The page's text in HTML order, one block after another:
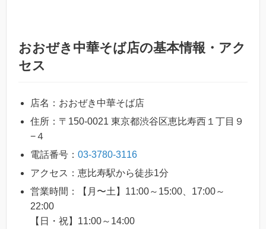
おおぜき中華そば店の基本情報・アク
セス
店名：おおぜき中華そば店
住所：〒150-0021 東京都渋谷区恵比寿西１丁目９
−４
電話番号： 03-3780-3116
アクセス：恵比寿駅から徒歩1分
営業時間：【月〜土】11:00～15:00、17:00～
22:00
【日・祝】11:00～14:00